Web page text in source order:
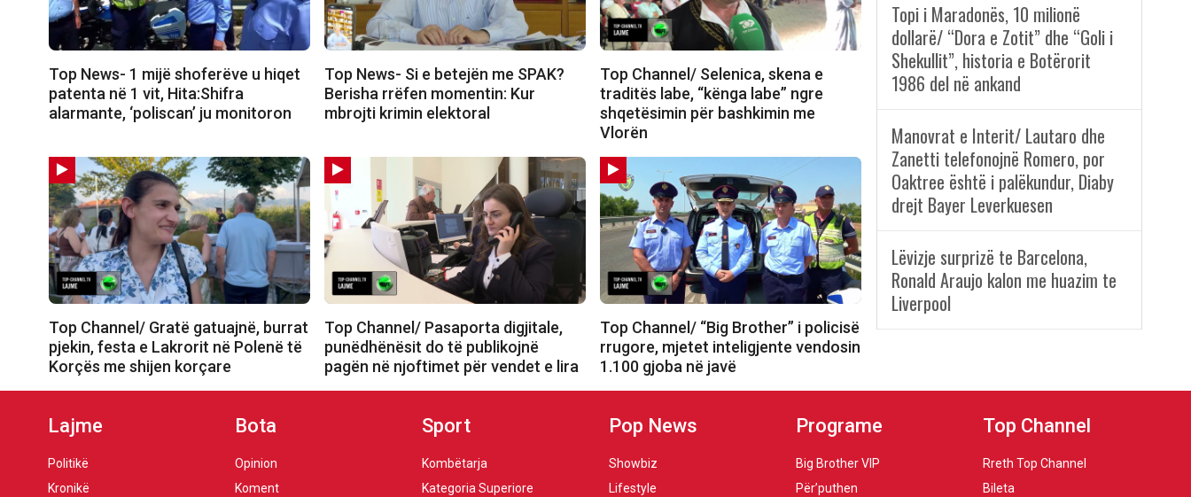
Top News- 1 mijë shoferëve u hiqet
patenta në 1 vit, Hita:Shifra
alarmante, ‘poliscan’ ju monitoron
Top News- Si e betejën me SPAK?
Berisha rrëfen momentin: Kur
mbrojti krimin elektoral
Top Channel/ Selenica, skena e
traditës labe, “kënga labe” ngre
shqetësimin për bashkimin me
Vlorën
Top Channel/ Gratë gatuajnë, burrat
pjekin, festa e Lakrorit në Polenë të
Korçës me shijen korçare
Top Channel/ Pasaporta digjitale,
punëdhënësit do të publikojnë
pagën në njoftimet për vendet e lira
Top Channel/ “Big Brother” i policisë
rrugore, mjetet inteligjente vendosin
1.100 gjoba në javë
Topi i Maradonës, 10 milionë
dollarë/ “Dora e Zotit” dhe “Goli i
Shekullit”, historia e Botërorit
1986 del në ankand
Manovrat e Interit/ Lautaro dhe
Zanetti telefonojnë Romero, por
Oaktree është i palëkundur, Diaby
drejt Bayer Leverkuesen
Lëvizje surprizë te Barcelona,
Ronald Araujo kalon me huazim te
Liverpool
Lajme
Politikë
Kronikë
Bota
Opinion
Koment
Sport
Kombëtarja
Kategoria Superiore
Pop News
Showbiz
Lifestyle
Programe
Big Brother VIP
Për’puthen
Top Channel
Rreth Top Channel
Bileta